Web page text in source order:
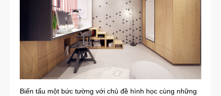
Biến tấu một bức tường với chủ đề hình học cùng những